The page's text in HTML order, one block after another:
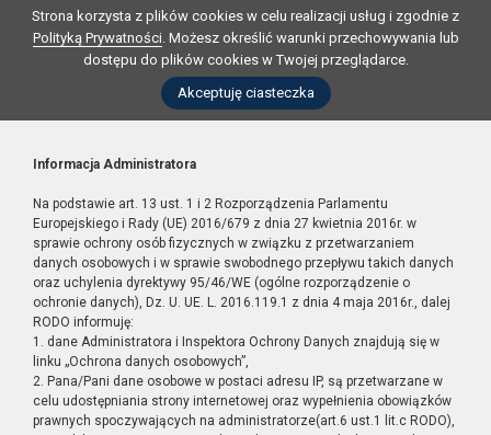
Strona korzysta z plików cookies w celu realizacji usług i zgodnie z
Polityką Prywatności. Możesz określić warunki przechowywania lub
dostępu do plików cookies w Twojej przeglądarce.
Akceptuję ciasteczka
Informacja Administratora
Na podstawie art. 13 ust. 1 i 2 Rozporządzenia Parlamentu
Europejskiego i Rady (UE) 2016/679 z dnia 27 kwietnia 2016r. w
sprawie ochrony osób fizycznych w związku z przetwarzaniem
danych osobowych i w sprawie swobodnego przepływu takich danych
oraz uchylenia dyrektywy 95/46/WE (ogólne rozporządzenie o
ochronie danych), Dz. U. UE. L. 2016.119.1 z dnia 4 maja 2016r., dalej
RODO informuję:
1. dane Administratora i Inspektora Ochrony Danych znajdują się w
linku „Ochrona danych osobowych”,
2. Pana/Pani dane osobowe w postaci adresu IP, są przetwarzane w
celu udostępniania strony internetowej oraz wypełnienia obowiązków
prawnych spoczywających na administratorze(art.6 ust.1 lit.c RODO),